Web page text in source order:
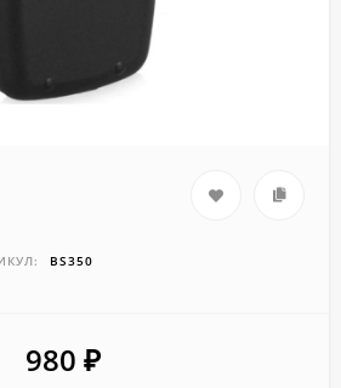
BS350
980 ₽